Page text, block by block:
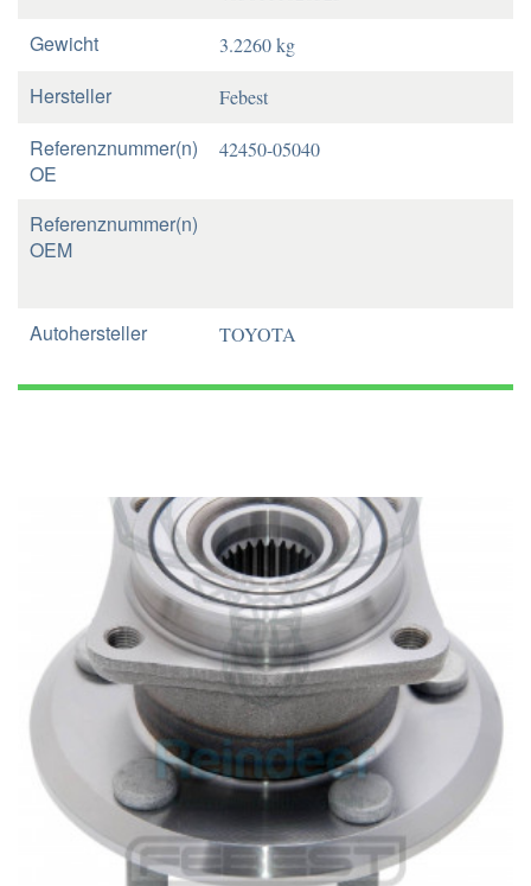
Gewicht 3.2260 kg
Hersteller Febest
Referenznummer(n)
OE
42450-05040
Referenznummer(n)
OEM
Autohersteller TOYOTA